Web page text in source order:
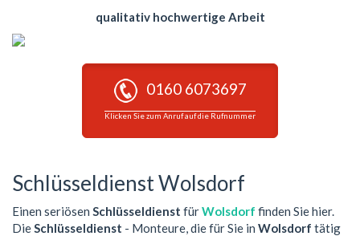
qualitativ hochwertige Arbeit
0160 6073697
Klicken Sie zum Anruf auf die Rufnummer
Schlüsseldienst Wolsdorf
Einen seriösen Schlüsseldienst fürWolsdorf finden Sie hier.
DieSchlüsseldienst - Monteure, die für Sie in Wolsdorf tätig